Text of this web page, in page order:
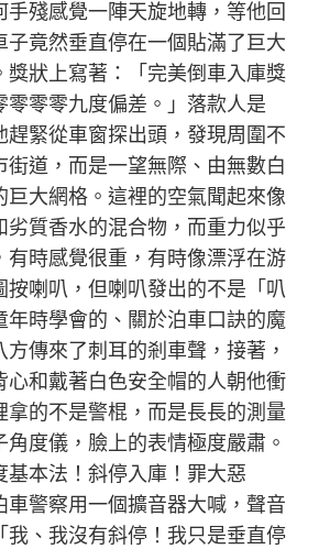
手殘感覺一陣天旋地轉，等他回
子竟然垂直停在一個貼滿了巨大
獎狀上寫著：「完美倒車入庫獎
零零九度偏差。」落款人是
趕緊從車窗探出頭，發現周圍不
街道，而是一望無際、由無數白
巨大網格。這裡的空氣聞起來像
劣質香水的混合物，而重力似乎
有時感覺很重，有時像漂浮在游
按喇叭，但喇叭發出的不是「叭
年時學會的、關於泊車口訣的魔
傳來了刺耳的剎車聲，接著，
心和戴著白色安全帽的人朝他衝
拿的不是警棍，而是長長的測量
角度儀，臉上的表情極度嚴肅。
基本法！斜停入庫！罪大惡
車警察用一個擴音器大喊，聲音
我、我沒有斜停！我只是垂直停